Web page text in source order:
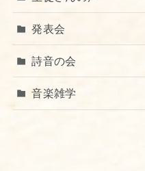
発表会
詩音の会
音楽雑学